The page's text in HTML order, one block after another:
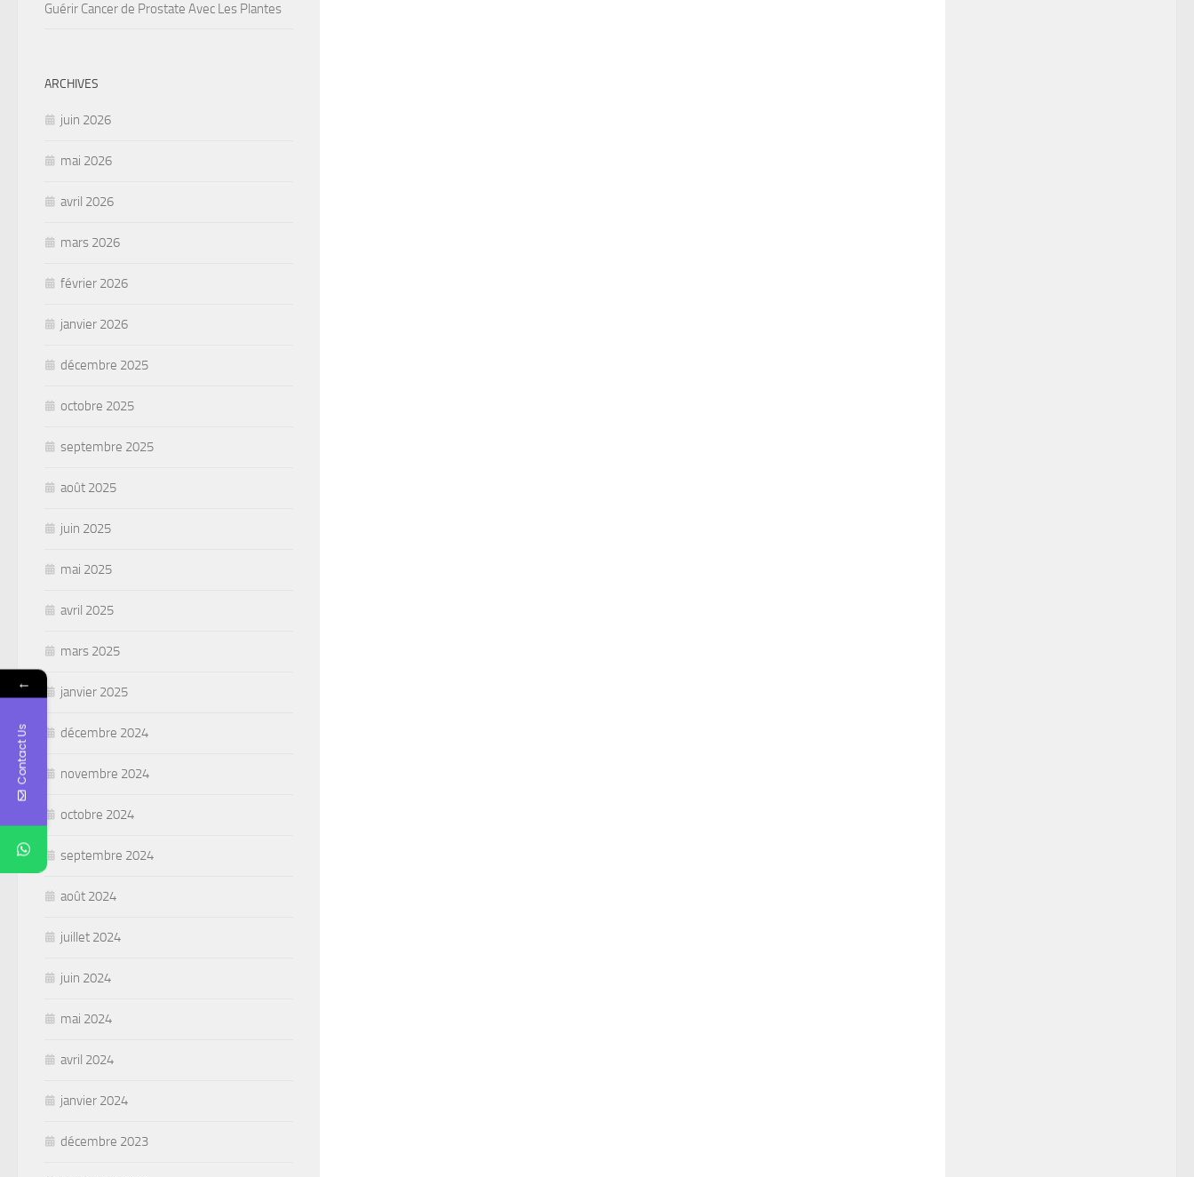
Guérir Cancer de Prostate Avec Les Plantes
ARCHIVES
juin 2026
mai 2026
avril 2026
mars 2026
février 2026
janvier 2026
décembre 2025
octobre 2025
septembre 2025
août 2025
juin 2025
mai 2025
avril 2025
mars 2025
janvier 2025
décembre 2024
novembre 2024
octobre 2024
septembre 2024
août 2024
juillet 2024
juin 2024
mai 2024
avril 2024
janvier 2024
décembre 2023
←
Contact Us